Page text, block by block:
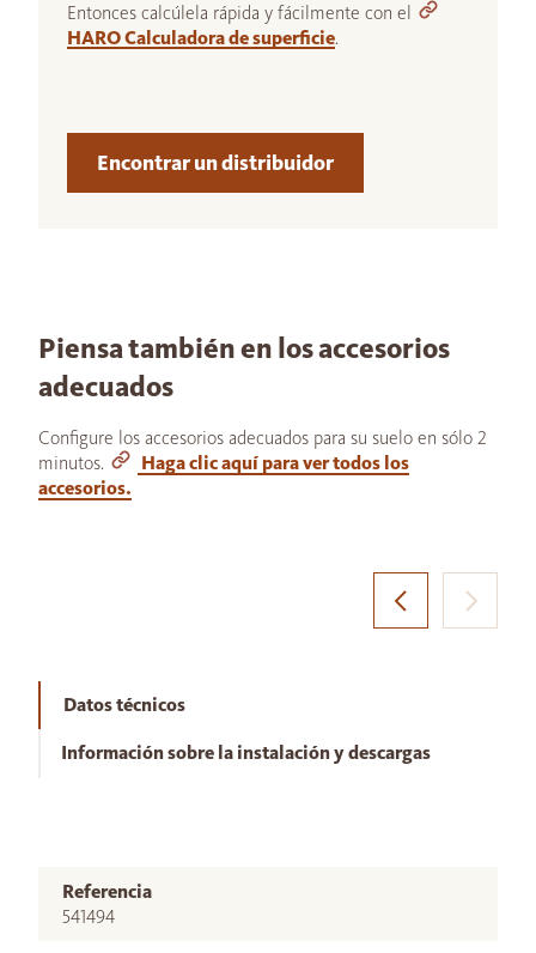
Entonces calcúlela rápida y fácilmente con el
HARO Calculadora de superficie.
Encontrar un distribuidor
Piensa también en los accesorios
adecuados
Configure los accesorios adecuados para su suelo en sólo 2
minutos.
Haga clic aquí para ver todos los
accesorios.
Datos técnicos
Información sobre la instalación y descargas
Referencia
541494